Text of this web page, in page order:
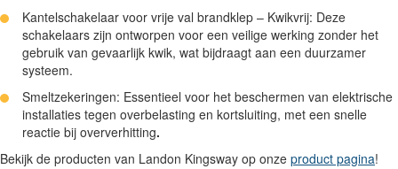
Kantelschakelaar voor vrije val brandklep – Kwikvrij: Deze
schakelaars zijn ontworpen voor een veilige werking zonder het
gebruik van gevaarlijk kwik, wat bijdraagt aan een duurzamer
systeem.
Smeltzekeringen: Essentieel voor het beschermen van elektrische
installaties tegen overbelasting en kortsluiting, met een snelle
reactie bij oververhitting.
Bekijk de producten van Landon Kingsway op onze product pagina!